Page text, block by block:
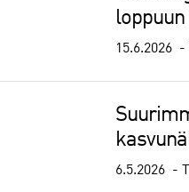
15.6.2026
6.5.2026